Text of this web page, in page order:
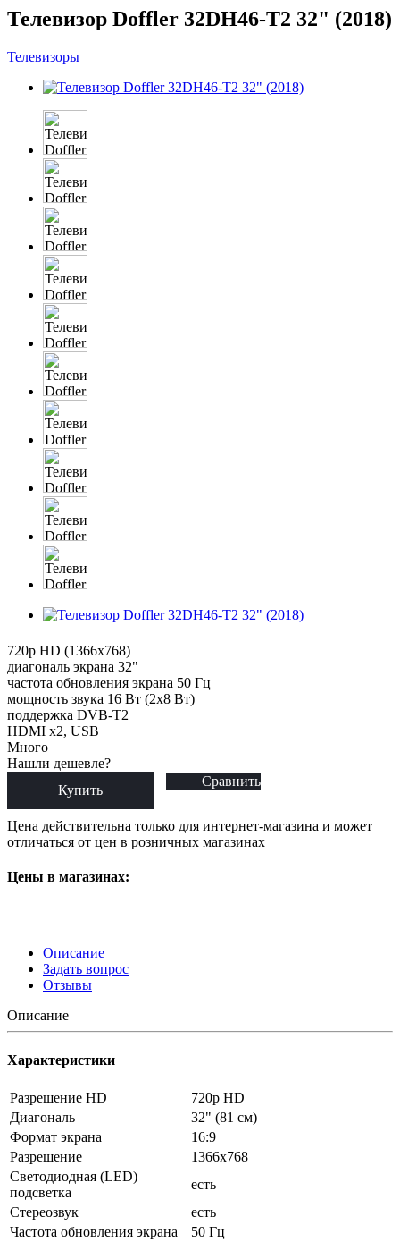
Телевизор Doffler 32DH46-T2 32" (2018)
Телевизоры
720p HD (1366x768)
диагональ экрана 32"
частота обновления экрана 50 Гц
мощность звука 16 Вт (2х8 Вт)
поддержка DVB-T2
HDMI x2, USB
Много
Нашли дешевле?
Купить
Сравнить
Цена действительна только для интернет-магазина и может
отличаться от цен в розничных магазинах
Цены в магазинах:
Описание
Задать вопрос
Отзывы
Описание
Характеристики
Разрешение HD
720p HD
Диагональ
32" (81 см)
Формат экрана
16:9
Разрешение
1366x768
Светодиодная (LED)
подсветка
есть
Стереозвук
есть
Частота обновления экрана
50 Гц